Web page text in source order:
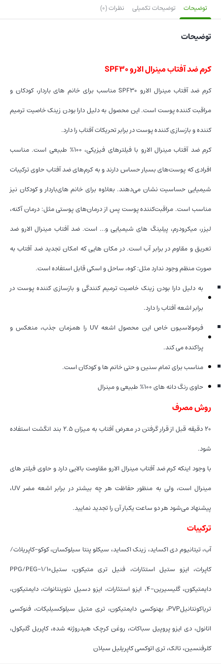
توضیحات توضیحات تکمیلی نظرات (0)
توضیحات
کرم ضد آفتاب مینرال الارو SPF30
کرم ضد آفتاب مینرال الارو SPF30 مناسب برای خانم های باردار، کودکان و
مراقبت کننده پوست است. این محصول به دلیل دارا بودن زینک خاصیت ترمیم
کننده و بازسازی کننده پوست در برابر تحریکات آفتاب را دارد.
کرم ضد آفتاب مینرال الارو با فیلترهای فیزیکی، ۱۰۰% طبیعی است. مناسب
افرادی که پوست‌های بسیار حساس دارند و به کرم‌های ضد آفتاب حاوی ترکیبات
شیمیایی حساسیت نشان می‌دهند. بعلاوه برای خانم های‌باردار و کودکان نیز
مناسب است. مراقبت‌کننده پوست پس از درمان‌های پوستی مثل: درمان آکنه،
لیزر، میکرودرم، پیلینگ های شیمیایی و… است. ضد آفتاب مینرال الارو ضد
تعریق و مقاوم در برابر آب است. در مکان هایی که امکان تجدید ضد آفتاب به
صورت منظم وجود ندارد مثل: کوه، ساحل و اسکی قابل استفاده است.
به دلیل دارا بودن زینک خاصیت ترمیم کنندگی و بازسازی کننده پوست در
برابر اشعه آفتاب را دارد.
فرمولاسیون خاص این محصول اشعه UV را همزمان جذب، منعکس و
پراکنده می کند.
مناسب برای تمام سنین و حتی خانم ها و کودکان است.
حاوی رنگ دانه های ۱۰۰% طبیعی و مینرال
روش مصرف
۲۰ دقیقه قبل از قرار گرفتن در معرض آفتاب به میزان ۲.۵ بند انگشت استفاده
شود.
با وجود اینکه کرم ضد آفتاب مینرال الارو مقاومت بالایی دارد و حاوی فیلتر های
مینرال است، ولی به منظور حفاظت هر چه بیشتر در برابر اشعه مضر UV،
پیشنهاد می‌شود هر دو ساعت یکبار آن را تجدید نمایید.
ترکیبات
آب، تیتانیوم دی اکساید، زینک اکساید، سیکلو پنتا سیلوکسان، کوکو-کاپریلات/
کاپرات، ایزو ستیل استئارات، فنیل تری متیکون، ستیلPPG/PEG-1/10
دایمتیکون، گلیسیرین-۴، ایزو استئارات، ایزو دسیل نئوپنتانوات، دایمتیکون،
تریاکونتانیلPVP، بهنوکسی دایمتیکون، تری متیل سیلوکسیلیکات، فنوکسی
اتانول، دی ایزو پروپیل سباکات، روغن کرچک هیدروژنه شده، کاپریل گلیکول،
کلرفنسین، تالک، تری اتوکسی کاپریلیل سیلان